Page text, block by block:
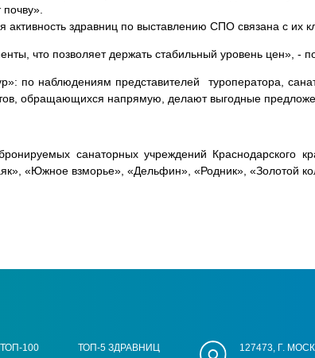
здравниц по выставлению СПО связана с их
что позволяет держать стабильный уровень цен», -
по наблюдениям представителей туроператора,
обращающихся напрямую, делают выгодные
санаторных учреждений Краснодарского
«Южное взморье», «Дельфин», «Родник», «Золотой
100
ТОП-5 ЗДРАВНИЦ
127473, Г.